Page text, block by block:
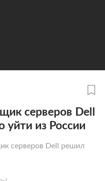
серверов Dell
уйти из России
серверов Dell решил